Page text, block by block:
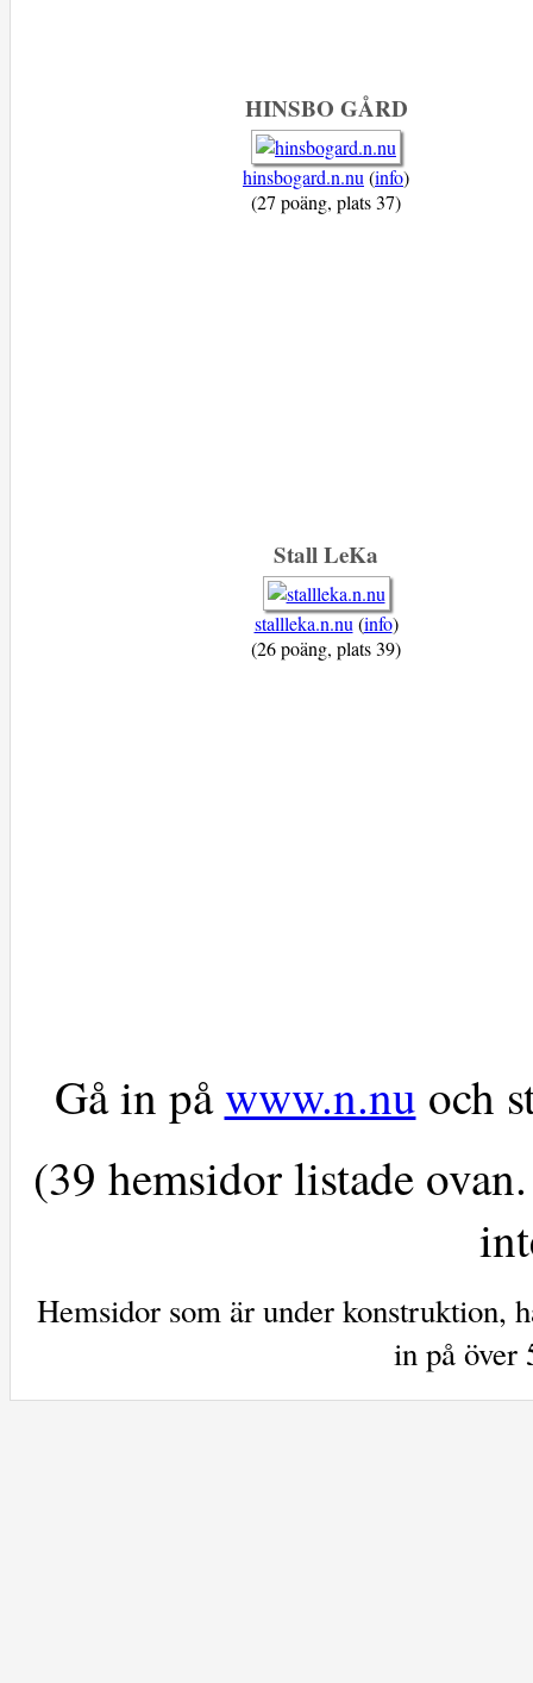
HINSBO GÅRD
hinsbogard.n.nu (info)
(27 poäng, plats 37)
Stall LeKa
stallleka.n.nu (info)
(26 poäng, plats 39)
Gå in påwww.n.nu och
(39 hemsidor listade
Hemsidor som är under konstruktion,
in på över